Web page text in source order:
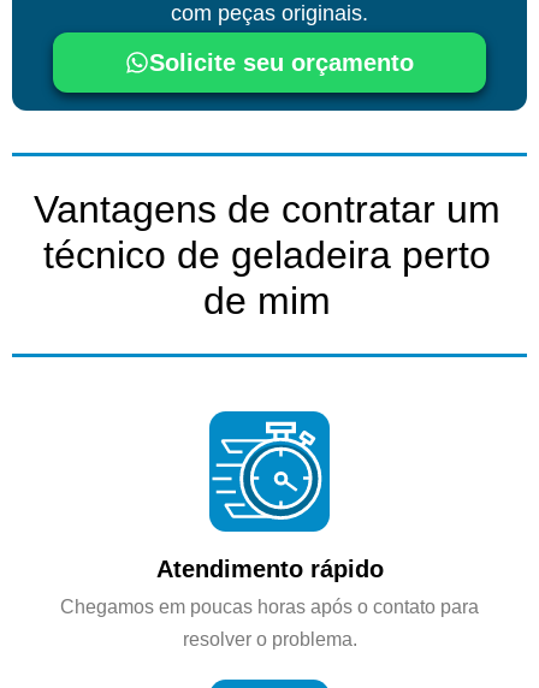
com peças originais.
Solicite seu orçamento
Vantagens de contratar um
técnico de geladeira perto
de mim
Atendimento rápido
Chegamos em poucas horas após o contato para
resolver o problema.